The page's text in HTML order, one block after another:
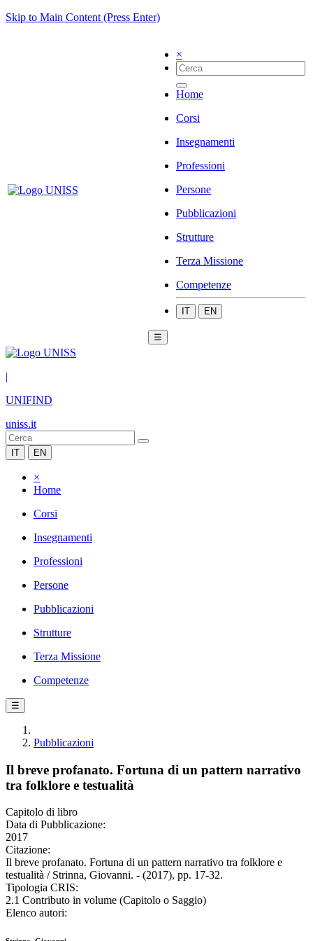
Skip to Main Content (Press Enter)
×
Home
Corsi
Insegnamenti
Professioni
Persone
Pubblicazioni
Strutture
Terza Missione
Competenze
IT EN
☰
|
UNIFIND
uniss.it
IT EN
×
Home
Corsi
Insegnamenti
Professioni
Persone
Pubblicazioni
Strutture
Terza Missione
Competenze
☰
Pubblicazioni
Il breve profanato. Fortuna di un pattern narrativo
tra folklore e testualità
Capitolo di libro
Data di Pubblicazione:
2017
Citazione:
Il breve profanato. Fortuna di un pattern narrativo tra folklore e
testualità / Strinna, Giovanni. - (2017), pp. 17-32.
Tipologia CRIS:
2.1 Contributo in volume (Capitolo o Saggio)
Elenco autori: